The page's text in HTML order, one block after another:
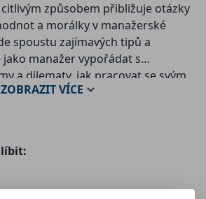
způsobem přibližuje otázky
a morálky v manažerské
spoustu zajímavých tipů a
manažer vypořádat s
a dilematy, jak pracovat se svým
se do konfliktu se svojí
ZOBRAZITVÍCE
líbit: